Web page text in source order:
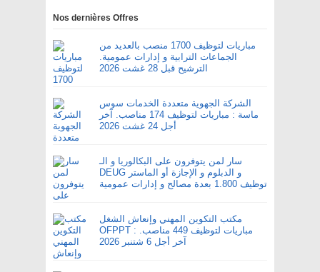
Nos dernières Offres
مباريات لتوظيف 1700 منصب بالعديد من
الجماعات الترابية و إدارات عمومية.
الترشيح قبل 28 غشت 2026
الشركة الجهوية متعددة الخدمات سوس
ماسة : مباريات لتوظيف 174 مناصب. آخر
أجل 24 غشت 2026
سار لمن يتوفرون على البكالوريا و الـ
DEUG و الدبلوم و الإجازة أو الماستر
توظيف 1.800 بعدة مصالح و إدارات عمومية
مكتب التكوين المهني وإنعاش الشغل
OFPPT : مباريات لتوظيف 449 مناصب.
آخر أجل 6 شتنبر 2026